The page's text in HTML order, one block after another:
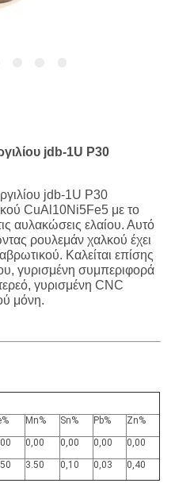
jdb-1U P30
jdb-1U P30
CuAl10Ni5Fe5 με το
αυλακώσεις ελαίου. Αυτό
ρουλεμάν χαλκού έχει
Καλείται επίσης
γυρισμένη συμπεριφορά
γυρισμένη CNC
μόνη.
Mn% Sn% Pb%
Zn%
0,00 0,00 0,00
0,00
3.50 0,10 0,03 0,40